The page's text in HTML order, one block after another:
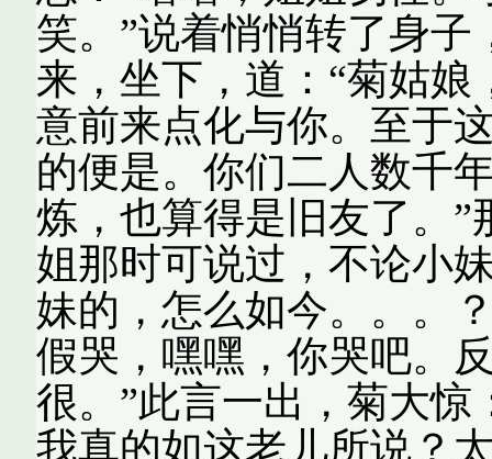
笑。”说着悄悄转了身
来，坐下，道：“菊姑
意前来点化与你。至于
的便是。你们二人数千
炼，也算得是旧友了。
姐那时可说过，不论小
妹的，怎么如今。。。
假哭，嘿嘿，你哭吧。
很。”此言一出，菊大
我真的如这老儿所说？